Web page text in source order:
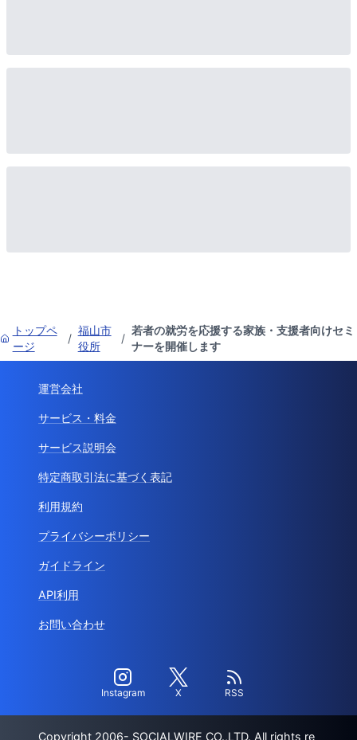
トップペ
ージ
/
福山市
役所
/
若者の就労を応援する家族・支援者向けセミ
ナーを開催します
運営会社
サービス・料金
サービス説明会
特定商取引法に基づく表記
利用規約
プライバシーポリシー
ガイドライン
API利用
お問い合わせ
Instagram X RSS
Copyright 2006- SOCIALWIRE CO.,LTD. All rights re